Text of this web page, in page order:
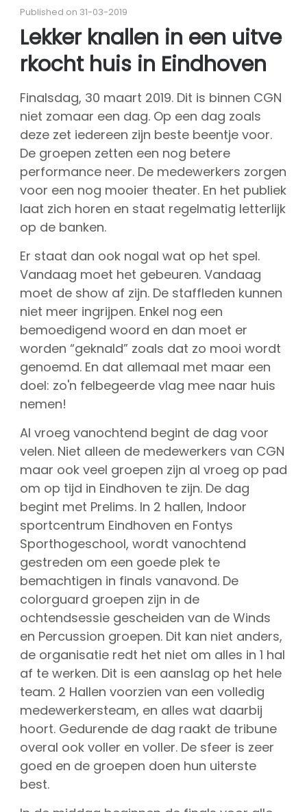
#
Volunteers
Hall of fame
Dedication award
Ticketsale
Sponsors
shop
CGNcompetition
Seizoen 2026 contests
Seizoen 2026 participants
Seizoen 2026 Programs
CGN Champions
CGN fonds 2020
Contact
(0)
Account
Published on 31-03-2019
Lekker knallen in een uitve
rkocht huis in Eindhoven
Finalsdag, 30 maart 2019. Dit is binnen CGN
niet zomaar een dag. Op een dag zoals
deze zet iedereen zijn beste beentje voor.
De groepen zetten een nog betere
performance neer. De medewerkers zorgen
voor een nog mooier theater. En het publiek
laat zich horen en staat regelmatig letterlijk
op de banken.
Er staat dan ook nogal wat op het spel.
Vandaag moet het gebeuren. Vandaag
moet de show af zijn. De staffleden kunnen
niet meer ingrijpen. Enkel nog een
bemoedigend woord en dan moet er
worden “geknald” zoals dat zo mooi wordt
genoemd. En dat allemaal met maar een
doel: zo'n felbegeerde vlag mee naar huis
nemen!
Al vroeg vanochtend begint de dag voor
velen. Niet alleen de medewerkers van CGN
maar ook veel groepen zijn al vroeg op pad
om op tijd in Eindhoven te zijn. De dag
begint met Prelims. In 2 hallen, Indoor
sportcentrum Eindhoven en Fontys
Sporthogeschool, wordt vanochtend
gestreden om een goede plek te
bemachtigen in finals vanavond. De
colorguard groepen zijn in de
ochtendsessie gescheiden van de Winds
en Percussion groepen. Dit kan niet anders,
de organisatie redt het niet om alles in 1 hal
af te werken. Dit is een aanslag op het hele
team. 2 Hallen voorzien van een volledig
medewerkersteam, en alles wat daarbij
hoort. Gedurende de dag raakt de tribune
overal ook voller en voller. De sfeer is zeer
goed en de groepen doen hun uiterste
best.